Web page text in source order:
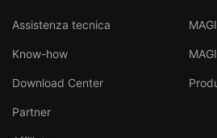
Assistenza tecnica
Know-how
Download Center
Partner